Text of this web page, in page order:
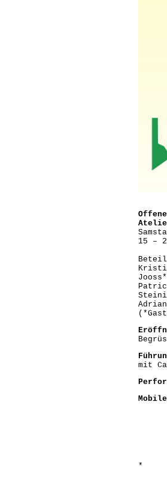
15 –
mit
*